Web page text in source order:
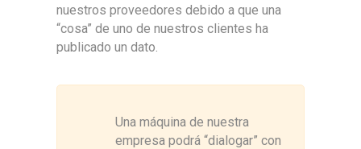
nuestros proveedores debido a que una
“cosa” de uno de nuestros clientes ha
publicado un dato.
Una máquina de nuestra
empresa podrá “dialogar” con